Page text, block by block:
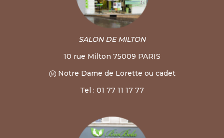
SALON DE MILTON
10 rue Milton 75009 PARIS
Notre Dame de Lorette ou cadet
Tel : 01 77 11 17 77